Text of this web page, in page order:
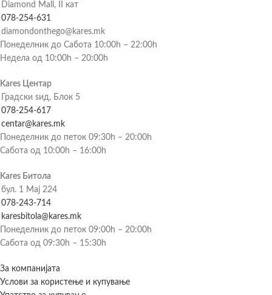
Diamond Mall, II кат
078-254-631
diamondonthego@kares.mk
Понеделник до Сабота 10:00h – 22:00h
Недела од 10:00h – 20:00h
Kares Центар
Градски ѕид, Блок 5
078-254-617
centar@kares.mk
Понеделник до петок 09:30h – 20:00h
Сабота од 10:00h – 16:00h
Kares Битола
бул. 1 Мај 224
078-243-714
karesbitola@kares.mk
Понеделник до петок 09:00h – 20:00h
Сабота од 09:30h – 15:30h
За компанијата
Услови за користење и купување